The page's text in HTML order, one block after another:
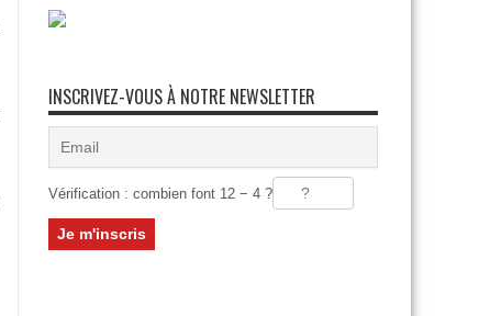
INSCRIVEZ-VOUS À NOTRE NEWSLETTER
Vérification : combien font 12 − 4 ?